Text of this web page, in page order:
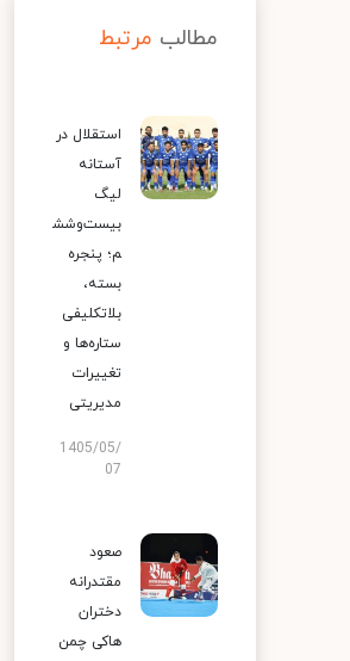
مطالب مرتبط
استقلال در
آستانه
لیگ
بیست‌وشش
م؛ پنجره
بسته،
بلاتکلیفی
ستاره‌ها و
تغییرات
مدیریتی
1405/05/
07
صعود
مقتدرانه
دختران
هاکی چمن